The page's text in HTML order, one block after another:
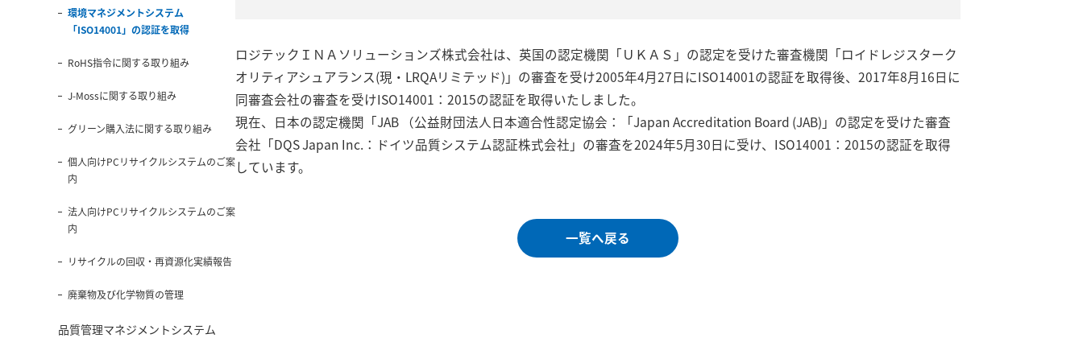
ロジテックＩＮＡソリューションズ株式会社は、英国の認定機関「ＵＫＡＳ」の認定を受けた審査機関「ロイドレジスターク
オリティアシュアランス(現・LRQAリミテッド)」の審査を受け2005年4月27日にISO14001の認証を取得後、2017年8月16日に
同審査会社の審査を受けISO14001：2015の認証を取得いたしました。
現在、日本の認定機関「JAB （公益財団法人日本適合性認定協会：「Japan Accreditation Board (JAB)」の認定を受けた審査
会社「DQS Japan Inc.：ドイツ品質システム認証株式会社」の審査を2024年5月30日に受け、ISO14001：2015の認証を取得
しています。
一覧へ戻る
環境マネジメントシステム
「ISO14001」の認証を取得
RoHS指令に関する取り組み
J-Mossに関する取り組み
グリーン購入法に関する取り組み
個人向けPCリサイクルシステムのご案
内
法人向けPCリサイクルシステムのご案
内
リサイクルの回収・再資源化実績報告
廃棄物及び化学物質の管理
品質管理マネジメントシステム